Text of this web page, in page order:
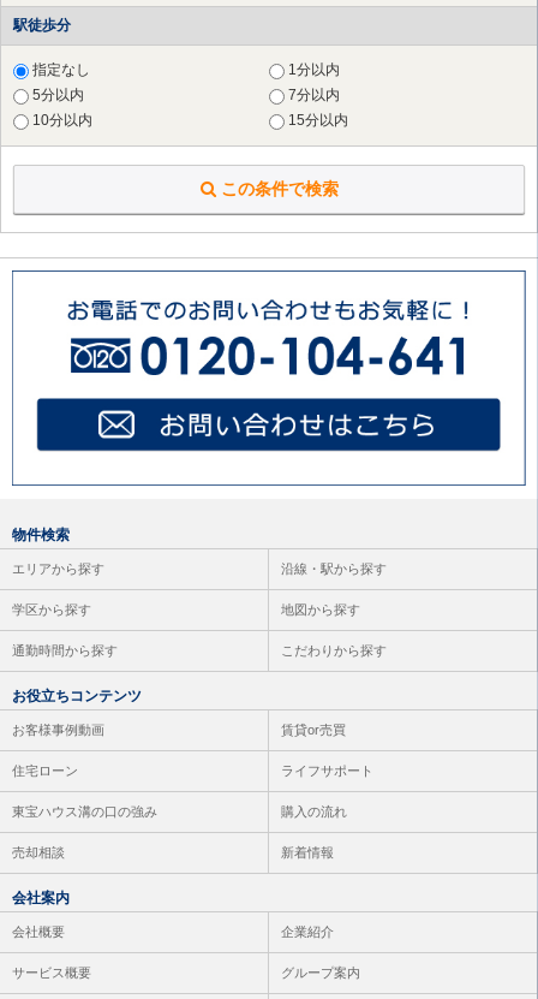
横浜市 金沢区
横浜市 港南区
横浜市 旭区
横浜市 緑区
横浜市 栄区（6件）
川崎市 川崎区（20件）
横須賀市（2件）
藤沢市（1件）
大和市（2件）
海老名市（1件）
駅徒歩分
指定なし
1分以内
5分以内
7分以内
10分以内
15分以内
この条件で検索
物件検索
エリアから探す 沿線・駅から探す
学区から探す 地図から探す
通勤時間から探す こだわりから探す
お役立ちコンテンツ
お客様事例動画 賃貸or売買
住宅ローン ライフサポート
東宝ハウス溝の口の強み 購入の流れ
売却相談 新着情報
会社案内
会社概要 企業紹介
サービス概要 グループ案内